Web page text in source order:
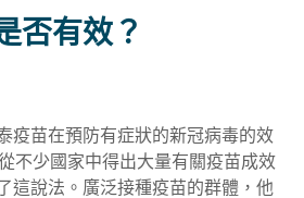
否有效？
疫苗在預防有症狀的新冠病毒的效
不少國家中得出大量有關疫苗成效
這說法。廣泛接種疫苗的群體，他